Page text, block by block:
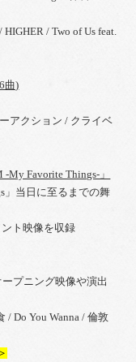
/ Two of Us feat.
曲)
アクション / クライベ
Favorite Things-」
」当日に至るまでの舞
ト映像を収録
プニング映像や演出
/ Do You Wanna / 倫敦